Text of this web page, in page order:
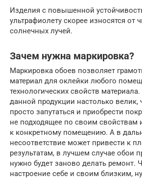
Изделия с повышенной
ультрафиолету скорее износятся от
солнечных лучей.
Зачем нужна маркировка?
Маркировка обоев позволяет
материал для оклейки любого
технологических свойств
данной продукции настолько велик,
просто запутаться и приобрести
не подходящее по своим свойствам
к конкретному помещению. А в
несоответствие может привести к
результатам, в лучшем случае обои
нужно будет заново делать ремонт.
настроение себе и своим близким,